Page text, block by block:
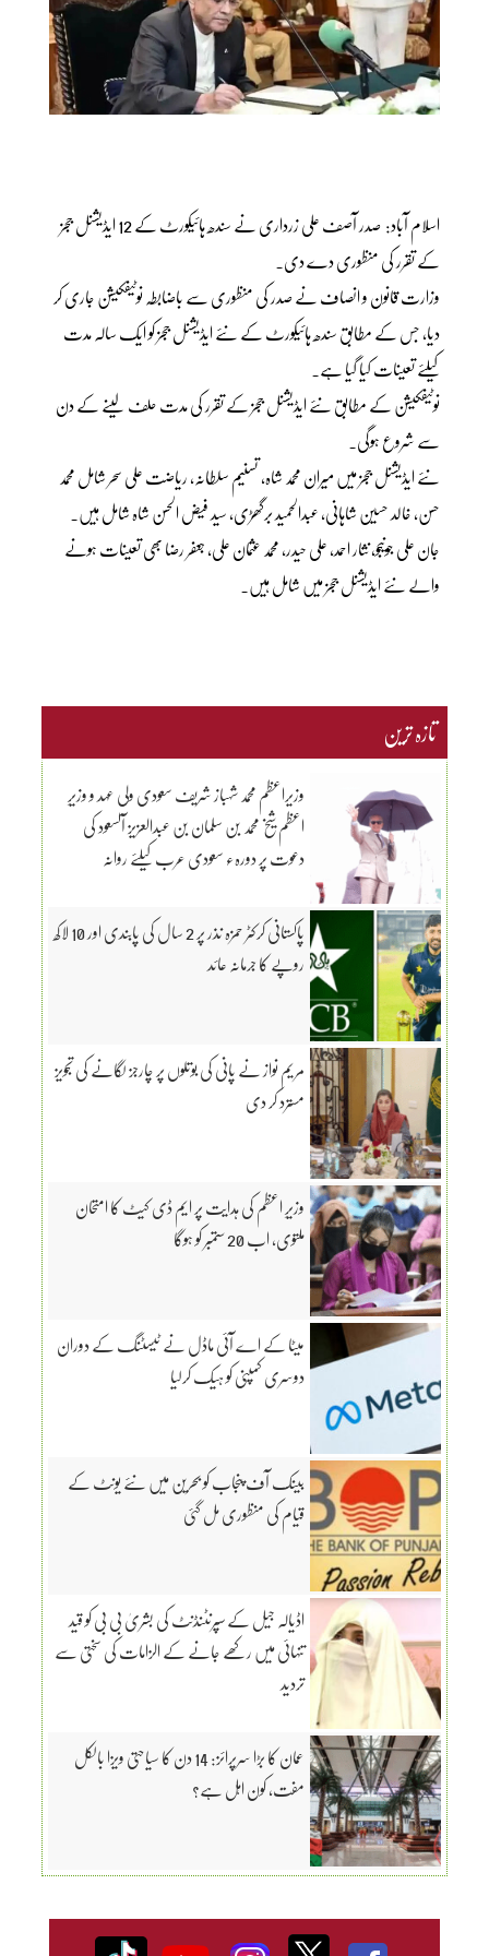
اسلام آباد: صدر آصف علی زرداری نے سندھ ہائیکورٹ کے 12 ایڈیشنل ججز
کے تقرر کی منظوری دے دی۔
وزارت قانون و انصاف نے صدر کی منظوری سے باضابطہ نوٹیفکیشن جاری کر
دیا، جس کے مطابق سندھ ہائیکورٹ کے نئے ایڈیشنل ججز کو ایک سالہ مدت
کیلئے تعینات کیا گیا ہے۔
نوٹیفکیشن کے مطابق نئے ایڈیشنل ججز کے تقرر کی مدت حلف لینے کے دن
سے شروع ہوگی۔
نئے ایڈیشنل ججز میں میران محمد شاہ، تسنیم سلطانہ، ریاضت علی سحر شامل محمد
حسن، خالد حسین شاہانی، عبدالحمید برگھڑی، سید فیض الحسن شاہ شامل ہیں۔
جان علی جونیجو، نثار احمد، علی حیدر، محمد عثمان علی، جعفر رضا بھی تعینات ہونے
والے نئے ایڈیشنل ججز میں شامل ہیں۔
تازہ ترین
وزیراعظم محمد شہباز شریف سعودی ولی عہد و وزیرِ
اعظم شیخ محمد بن سلمان بن عبدالعزیز آلسعود کی
دعوت پر دورہء سعودی عرب کیلئے روانہ
پاکستانی کرکٹر حمزہ نذر پر 2 سال کی پابندی اور 10 لاکھ
روپے کا جرمانہ عائد
مریم نواز نے پانی کی بوتلوں پر چارجز لگانے کی تجویز
مسترد کر دی
وزیرِ اعظم کی ہدایت پر ایم ڈی کیٹ کا امتحان
ملتوی، اب 20 ستمبر کو ہوگا
میٹا کے اے آئی ماڈل نے ٹیسٹنگ کے دوران
دوسری کمپنی کو ہیک کرلیا
بینک آف پنجاب کو بحرین میں نئے یونٹ کے
قیام کی منظوری مل گئی
اڈیالہ جیل کے سپرنٹنڈنٹ کی بشریٰ بی بی کو قید
تنہائی میں رکھے جانے کے الزامات کی سختی سے
تردید
عمان کا بڑا سرپرائز: 14 دن کا سیاحتی ویزا بالکل
مفت، کون اہل ہے؟